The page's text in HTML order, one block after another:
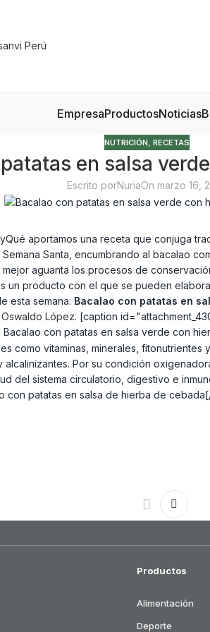
EmpresaProductosNoticias
NUTRICIÓN, RECETAS
en salsa
Escrito porNuriaOn marzo 16,
aportamos una receta que conjuga
Santa, encumbrando al bacalao
aguanta los procesos de
un producto con el que se pueden
esta semana: Bacalao con patatas en
Oswaldo López. [caption
Bacalao con patatas en salsa verde con
como vitaminas, minerales,
Por su condición
del sistema circulatorio, digestivo e
con patatas en salsa de hierba de
Productos
Alimentación
Deporte